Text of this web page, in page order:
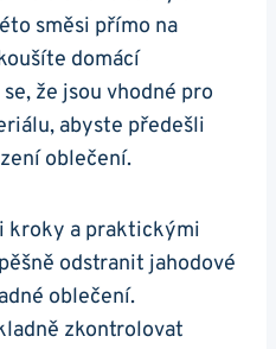
směsi​ přímo na
domácí
že jsou vhodné pro
abyste předešli
oblečení.
kroky a praktickými
odstranit jahodové
oblečení.
zkontrolovat